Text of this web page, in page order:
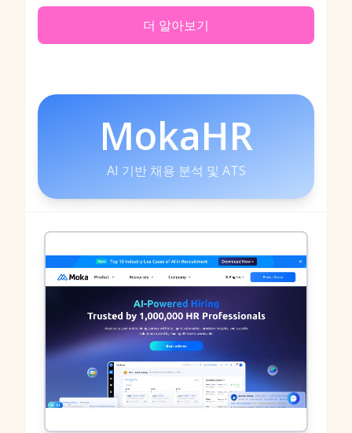
더 알아보기
MokaHR
AI 기반 채용 분석 및 ATS